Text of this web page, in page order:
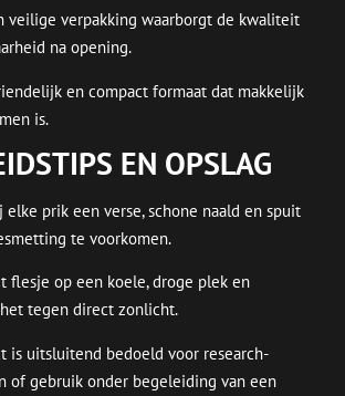
veilige verpakking waarborgt de kwaliteit
na opening.
en compact formaat dat makkelijk
is.
EN OPSLAG
elke prik een verse, schone naald en spuit
te voorkomen.
flesje op een koele, droge plek en
tegen direct zonlicht.
is uitsluitend bedoeld voor research-
of gebruik onder begeleiding van een